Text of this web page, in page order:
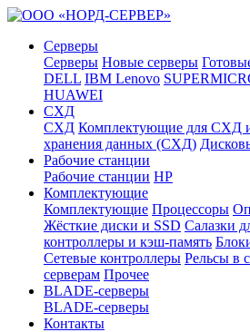
Серверы
Серверы Новые серверы
DELL IBM Lenovo
HUAWEI
СХД
СХД Комплектующие для СХД
хранения данных (СХД)
Рабочие станции
Рабочие станции HP
Комплектующие
Комплектующие Процессоры
Жёсткие диски и SSD Салазки
контроллеры и кэш-память
Сетевые контроллеры Рельсы в
серверам Прочее
BLADE-серверы
BLADE-серверы
Контакты